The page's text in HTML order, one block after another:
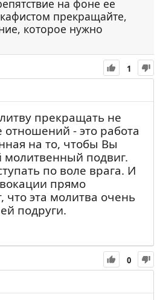
на фоне ее
прекращайте,
которое нужно
1
прекращать не
- это работа
на то, чтобы Вы
молитвенный подвиг.
по воле врага. И
прямо
что эта молитва очень
подруги.
0